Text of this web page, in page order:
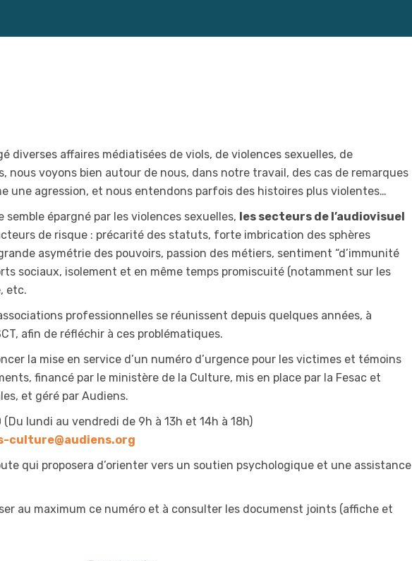
diverses affaires médiatisées de viols, de violences sexuelles, de
nous voyons bien autour de nous, dans notre travail, des cas de remarques
une agression, et nous entendons parfois des histoires plus violentes…
épargné par les violences sexuelles, les secteurs de l’audiovisuel
de risque : précarité des statuts, forte imbrication des sphères
asymétrie des pouvoirs, passion des métiers, sentiment “d’immunité
sociaux, isolement et en même temps promiscuité (notamment sur les
etc.
professionnelles se réunissent depuis quelques années, à
afin de réfléchir à ces problématiques.
la mise en service d’un numéro d’urgence pour les victimes et témoins
financé par le ministère de la Culture, mis en place par la Fesac et
et géré par Audiens.
(Du lundi au vendredi de 9h à 13h et 14h à 18h)
culture@audiens.org
qui proposera d’orienter vers un soutien psychologique et une assistance
au maximum ce numéro et à consulter les documenst joints (affiche et